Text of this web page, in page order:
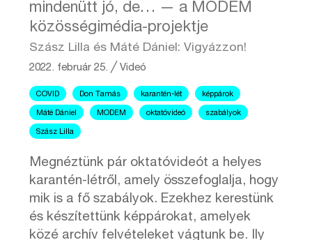
mindenütt jó, de… — a MODEM
közösségimédia-projektje
Szász Lilla és Máté Dániel: Vigyázzon!
2022. február 25. ╱Videó
COVID Don Tamás karantén-lét képpárok
Máté Dániel MODEM oktatóvideó szabályok
Szász Lilla
Megnéztünk pár oktatóvideót a helyes
karantén-létről, amely összefoglalja, hogy
mik is a fő szabályok. Ezekhez kerestünk
és készítettünk képpárokat, amelyek
közé archív felvételeket vágtunk be. Ily